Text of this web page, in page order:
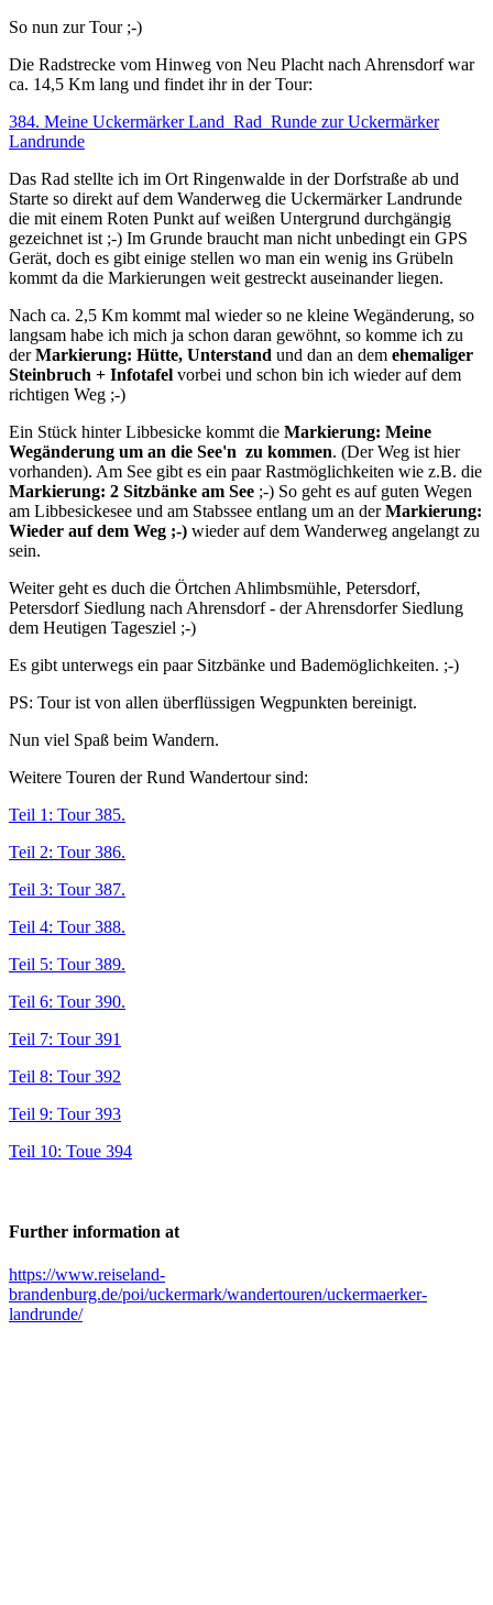
So nun zur Tour ;-)
Die Radstrecke vom Hinweg von Neu Placht nach Ahrensdorf war
ca. 14,5 Km lang und findet ihr in der Tour:
384. Meine Uckermärker Land_Rad_Runde zur Uckermärker
Landrunde
Das Rad stellte ich im Ort Ringenwalde in der Dorfstraße ab und
Starte so direkt auf dem Wanderweg die Uckermärker Landrunde
die mit einem Roten Punkt auf weißen Untergrund durchgängig
gezeichnet ist ;-) Im Grunde braucht man nicht unbedingt ein GPS
Gerät, doch es gibt einige stellen wo man ein wenig ins Grübeln
kommt da die Markierungen weit gestreckt auseinander liegen.
Nach ca. 2,5 Km kommt mal wieder so ne kleine Wegänderung, so
langsam habe ich mich ja schon daran gewöhnt, so komme ich zu
derMarkierung: Hütte, Unterstand und dan an dem ehemaliger
Steinbruch + Infotafel vorbei und schon bin ich wieder auf dem
richtigen Weg ;-)
Ein Stück hinter Libbesicke kommt die Markierung: Meine
Wegänderung um an die See'n zu kommen. (Der Weg ist hier
vorhanden). Am See gibt es ein paar Rastmöglichkeiten wie z.B. die
Markierung: 2 Sitzbänke am See ;-) So geht es auf guten Wegen
am Libbesickesee und am Stabssee entlang um an derMarkierung:
Wieder auf dem Weg ;-) wieder auf dem Wanderweg angelangt zu
sein.
Weiter geht es duch die Örtchen Ahlimbsmühle, Petersdorf,
Petersdorf Siedlung nach Ahrensdorf - der Ahrensdorfer Siedlung
dem Heutigen Tagesziel ;-)
Es gibt unterwegs ein paar Sitzbänke und Bademöglichkeiten. ;-)
PS: Tour ist von allen überflüssigen Wegpunkten bereinigt.
Nun viel Spaß beim Wandern.
Weitere Touren der Rund Wandertour sind:
Teil 1: Tour 385.
Teil 2: Tour 386.
Teil 3: Tour 387.
Teil 4: Tour 388.
Teil 5: Tour 389.
Teil 6: Tour 390.
Teil 7: Tour 391
Teil 8: Tour 392
Teil 9: Tour 393
Teil 10: Toue 394
Further information at
https://www.reiseland-
brandenburg.de/poi/uckermark/wandertouren/uckermaerker-
landrunde/